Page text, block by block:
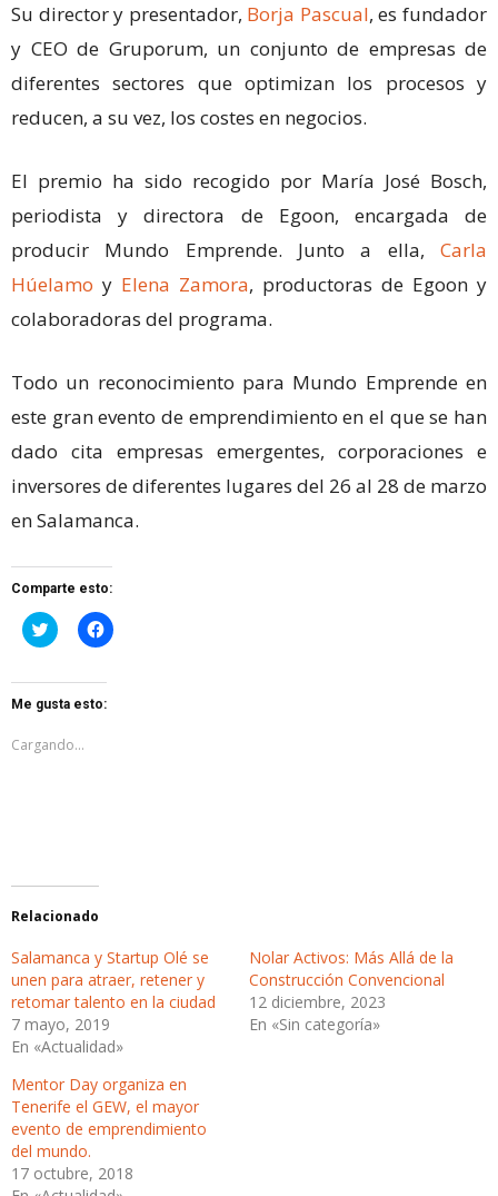
Su director y presentador, Borja Pascual, es fundador
y CEO de Gruporum, un conjunto de empresas de
diferentes sectores que optimizan los procesos y
reducen, a su vez, los costes en negocios.
El premio ha sido recogido por María José Bosch,
periodista y directora de Egoon, encargada de
producir Mundo Emprende. Junto a ella, Carla
Húelamo y Elena Zamora, productoras de Egoon y
colaboradoras del programa.
Todo un reconocimiento para Mundo Emprende en
este gran evento de emprendimiento en el que se han
dado cita empresas emergentes, corporaciones e
inversores de diferentes lugares del 26 al 28 de marzo
en Salamanca.
Comparte esto:
Haz
clic
en
Twitter
(Se
en
Haz
clic
en
Facebook
(Se
Me gusta esto:
Cargando...
Relacionado
Salamanca y Startup Olé se
unen para atraer, retener y
retomar talento en la ciudad
7 mayo, 2019
En «Actualidad»
Nolar Activos: Más Allá de la
Construcción Convencional
12 diciembre, 2023
En «Sin categoría»
Mentor Day organiza en
Tenerife el GEW, el mayor
evento de emprendimiento
del mundo.
17 octubre, 2018